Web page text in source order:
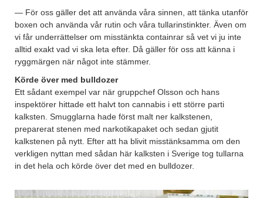
— För oss gäller det att använda våra sinnen, att tänka utanför
boxen och använda vår rutin och våra tullarinstinkter. Även om
vi får underrättelser om misstänkta containrar så vet vi ju inte
alltid exakt vad vi ska leta efter. Då gäller för oss att känna i
ryggmärgen när något inte stämmer.
Körde över med bulldozer
Ett sådant exempel var när gruppchef Olsson och hans
inspektörer hittade ett halvt ton cannabis i ett större parti
kalksten. Smugglarna hade först malt ner kalkstenen,
preparerat stenen med narkotikapaket och sedan gjutit
kalkstenen på nytt. Efter att ha blivit misstänksamma om den
verkligen nyttan med sådan här kalksten i Sverige tog tullarna
in det hela och körde över det med en bulldozer.